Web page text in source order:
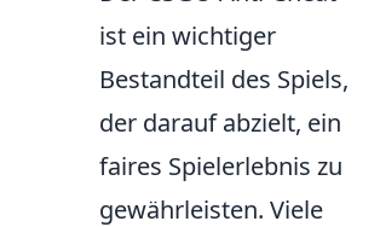
ist ein wichtiger
Bestandteil des Spiels,
der darauf abzielt, ein
faires Spielerlebnis zu
gewährleisten. Viele